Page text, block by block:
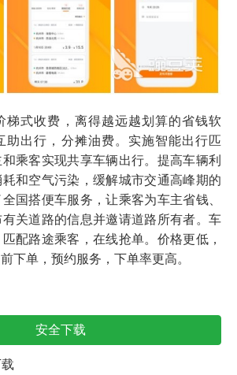
梯式收费，离得越远越划算的省钱软
助出行，分摊油费。实施智能出行匹
乘客实现共享车辆出行。提高车辆利
和空气污染，缓解城市交通高峰期的
国搭便车服务，让乘客为车主省钱、
关道路的信息并邀请道路所有者。车
配路途乘客，在线抢单。价格更低，
下单，预约服务，下单率更高。
安全下载